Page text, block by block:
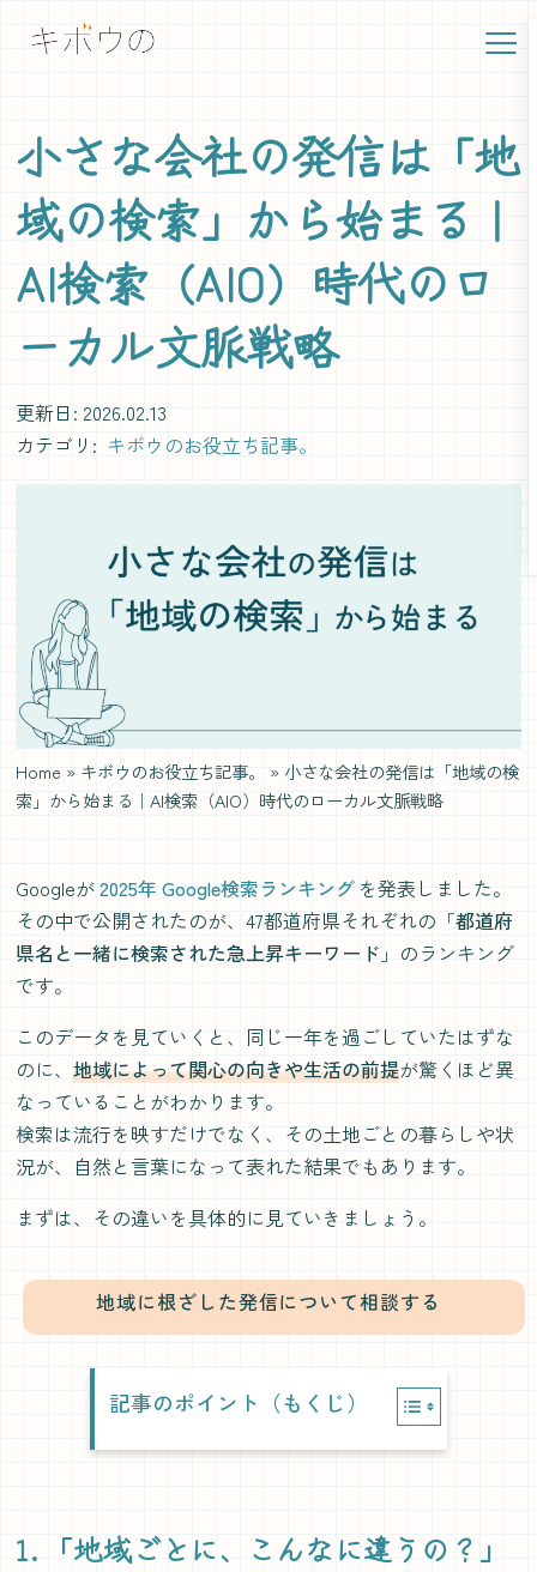
小さな会社の発信は「地
域の検索」から始まる｜
AI検索（AIO）時代のロ
ーカル文脈戦略
更新日: 2026.02.13
カテゴリ: キボウのお役立ち記事。
Home » キボウのお役立ち記事。 » 小さな会社の発信は「地域の検
索」から始まる｜AI検索（AIO）時代のローカル文脈戦略
Googleが2025年 Google検索ランキング を発表しました。
その中で公開されたのが、47都道府県それぞれの「都道府
県名と一緒に検索された急上昇キーワード 」のランキング
です。
このデータを見ていくと、同じ一年を過ごしていたはずな
のに、地域によって関心の向きや生活の前提が驚くほど異
なっていることがわかります。
検索は流行を映すだけでなく、その土地ごとの暮らしや状
況が、自然と言葉になって表れた結果でもあります。
まずは、その違いを具体的に見ていきましょう。
地域に根ざした発信について相談する
記事のポイント（もくじ）
1. 「地域ごとに、こんなに違うの？」